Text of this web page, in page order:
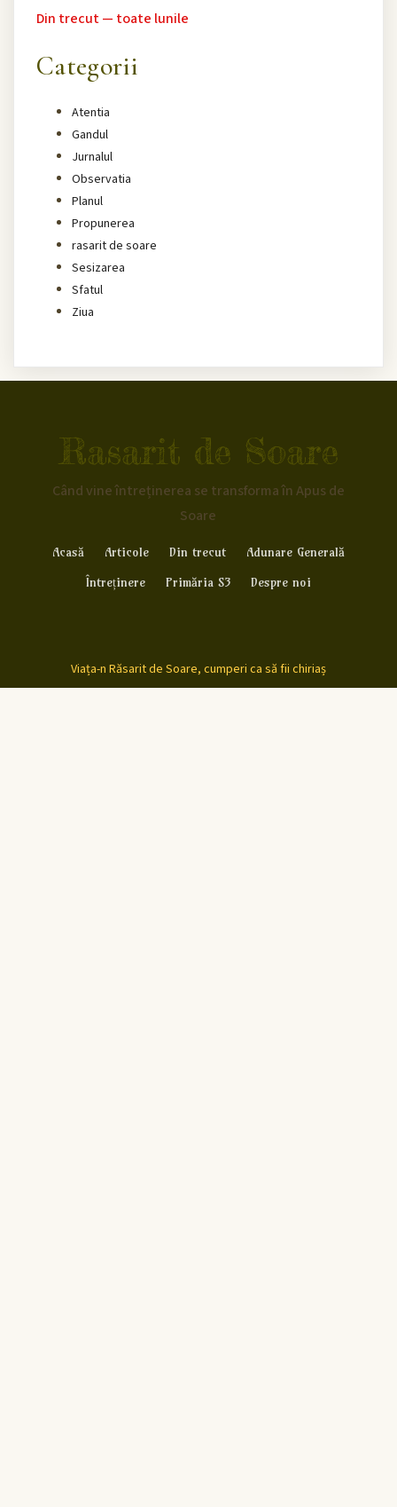
Din trecut — toate lunile
Categorii
Atentia
Gandul
Jurnalul
Observatia
Planul
Propunerea
rasarit de soare
Sesizarea
Sfatul
Ziua
Rasarit de Soare
Când vine întreținerea se transforma în Apus de
Soare
Acasă Articole Din trecut
Adunare Generală
Întreținere
Primăria S3 Despre noi
Viața-n Răsarit de Soare, cumperi ca să fii chiriaș